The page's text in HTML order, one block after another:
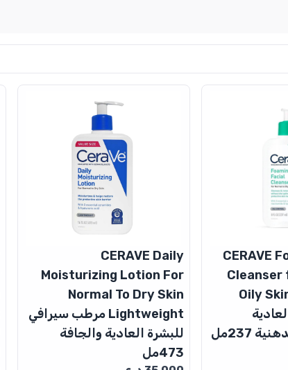
CERAVE
Cleanser
Oily
237مل
CERAVE Daily
Moisturizing Lotion For
Normal To Dry Skin
Lightweight مرطب سيرافي
للبشرة العادية والجافة
473مل